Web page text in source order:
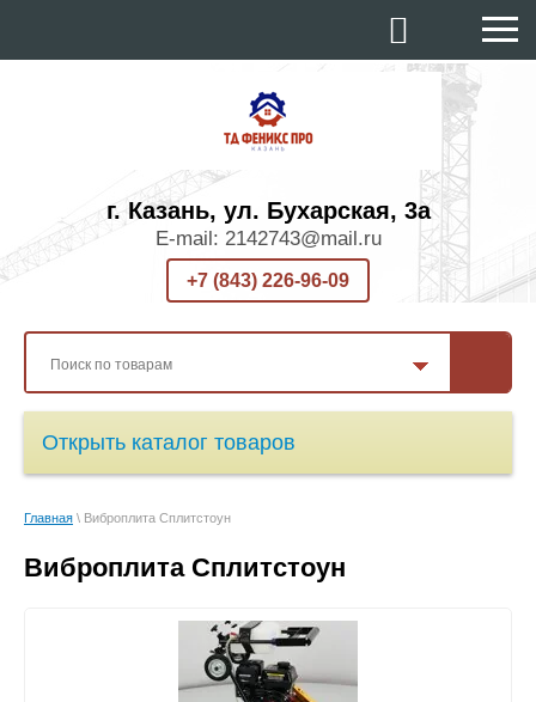
г. Казань, ул. Бухарская, 3а
E-mail: 2142743@mail.ru
+7 (843) 226-96-09
Открыть каталог товаров
Главная \ Виброплита Сплитстоун
Виброплита Сплитстоун